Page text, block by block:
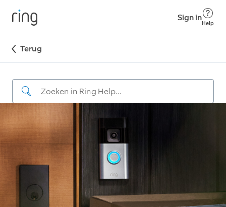
Sign in
Help
Terug